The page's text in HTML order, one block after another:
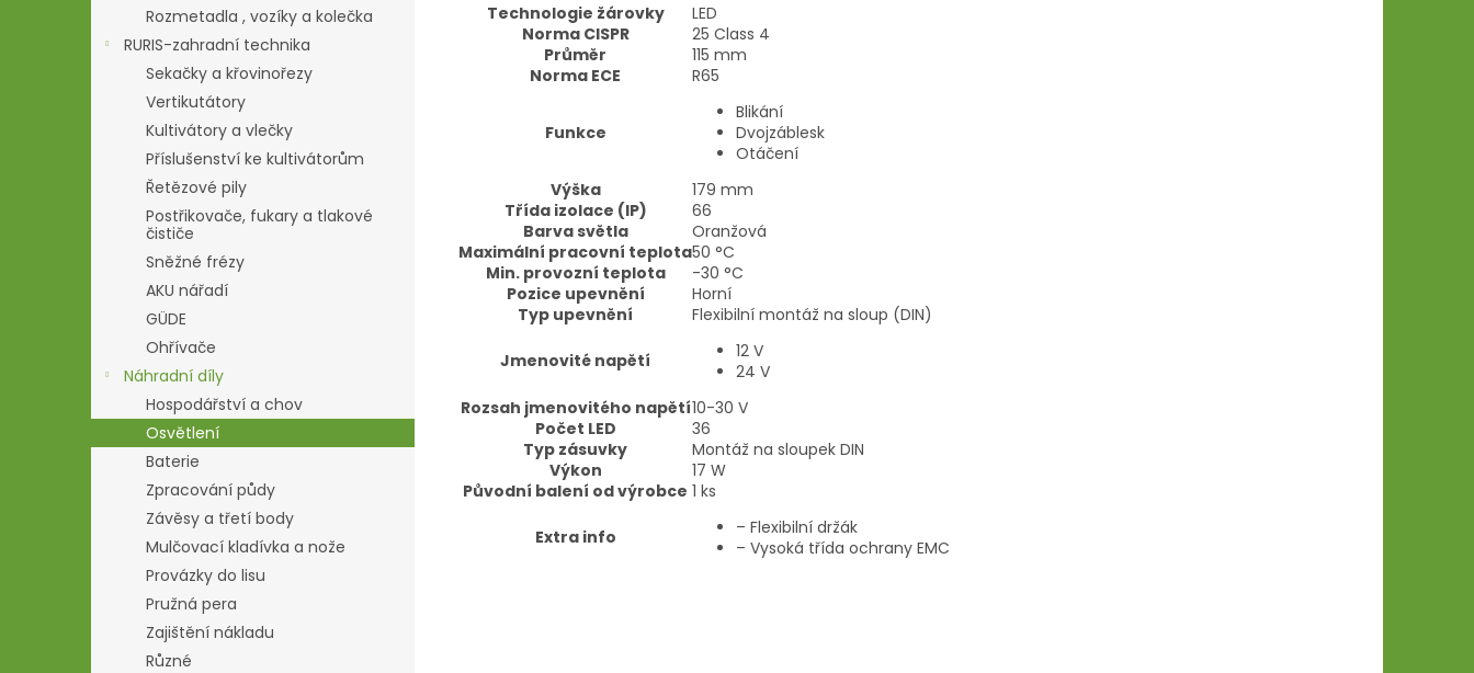
Rozmetadla , vozíky a kolečka
RURIS-zahradní technika
Sekačky a křovinořezy
Vertikutátory
Kultivátory a vlečky
Příslušenství ke kultivátorům
Řetězové pily
Postřikovače, fukary a tlakové
čističe
Sněžné frézy
AKU nářadí
GÜDE
Ohřívače
Náhradní díly
Hospodářství a chov
Osvětlení
Baterie
Zpracování půdy
Závěsy a třetí body
Mulčovací kladívka a nože
Provázky do lisu
Pružná pera
Zajištění nákladu
Různé
Technologie žárovky
LED
Norma CISPR
25 Class 4
Průměr
115 mm
Norma ECE
R65
Funkce
Blikání
Dvojzáblesk
Otáčení
Výška
179 mm
Třída izolace (IP)
66
Barva světla
Oranžová
Maximální pracovní teplota50 °C
Min. provozní teplota
-30 °C
Pozice upevnění
Horní
Typ upevnění
Flexibilní montáž na sloup (DIN)
Jmenovité napětí
12 V
24 V
Rozsah jmenovitého napětí10-30 V
Počet LED
36
Typ zásuvky
Montáž na sloupek DIN
Výkon
17 W
Původní balení od výrobce 1 ks
Extra info
– Flexibilní držák
– Vysoká třída ochrany EMC